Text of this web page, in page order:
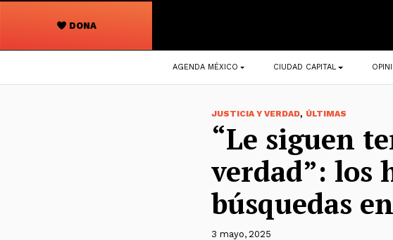
DONA
Navegación
principal
AGENDA MÉXICO CIUDAD CAPITAL
JUSTICIA Y VERDAD, ÚLTIMAS
“Le siguen
verdad”: los
búsquedas
3 mayo, 2025